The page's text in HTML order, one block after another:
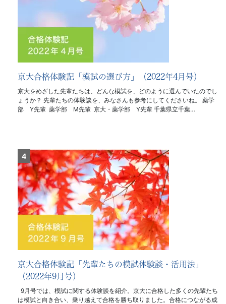
京大合格体験記「模試の選び方」（2022年4月号）
京大をめざした先輩たちは、どんな模試を、どのように選んでいたのでし
ょうか？ 先輩たちの体験談を、みなさんも参考にしてくださいね。 薬学
部 Y先輩 薬学部 M先輩 京大・薬学部 Y先輩 千葉県立千葉…
京大合格体験記「先輩たちの模試体験談・活用法」
（2022年9月号）
9月号では、模試に関する体験談を紹介。京大に合格した多くの先輩たち
は模試と向き合い、乗り越えて合格を勝ち取りました。合格につながる成